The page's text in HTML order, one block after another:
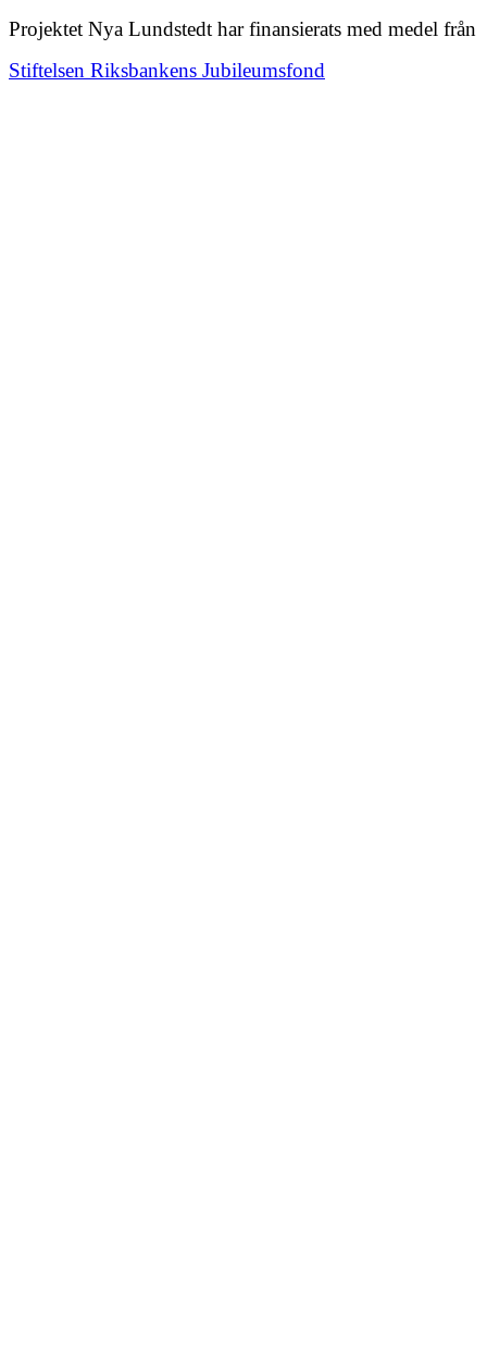
Projektet Nya Lundstedt har finansierats med medel från
Stiftelsen Riksbankens Jubileumsfond